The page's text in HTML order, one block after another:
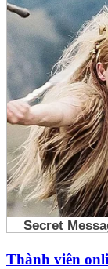
Thành viên